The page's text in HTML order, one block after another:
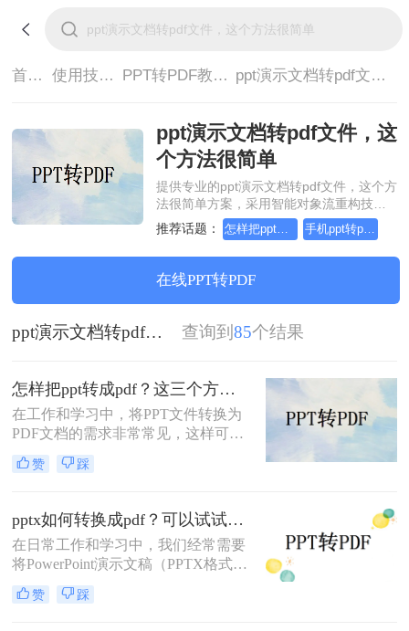
首页> 使用技巧> PPT转PDF教程> ppt演示文档转pdf文件，这个方法很简单
ppt演示文档转pdf文件，这
个方法很简单
提供专业的ppt演示文档转pdf文件，这个方
法很简单方案，采用智能对象流重构技
术，确保文档1:1高保真还原且排版不乱
码。支持一键批量处理，全链路 SSL 加密
保障隐私安全。助您快速实现ppt演示文档
转pdf文件，这个方法很简单，无需安装，
高效办公。
推荐话题： 怎样把ppt转成pdf
在线PPT转PDF
ppt演示文档转pdf文件，这个方法很简单 查询到 85个结果
怎样把ppt转成pdf？这三个方法让你办公更高效！
在工作和学习中，将PPT文件转换为
PDF文档的需求非常常见，这样可以
确保演示文稿在不同设备上的显示效
果一致，并且便于分享和打印。那么
种常见的PPT转PDF方法，帮助您根
据实际需求选择最合适的方式。
赞 踩
pptx如何转换成pdf？可以试试这三个转换方法！
在日常工作和学习中，我们经常需要
将PowerPoint演示文稿（PPTX格式）
转换为PDF格式，以便更广泛地分
享、打印或保证在不同设备上的一致
赞 踩